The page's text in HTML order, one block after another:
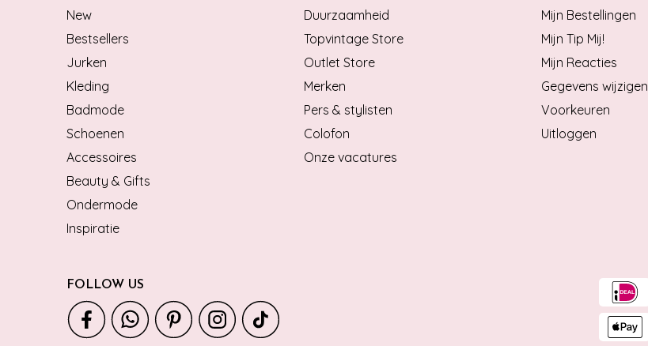
New
Bestsellers
Jurken
Kleding
Badmode
Schoenen
Accessoires
Beauty & Gifts
Ondermode
Inspiratie
Duurzaamheid
Topvintage Store
Outlet Store
Merken
Pers & stylisten
Colofon
Onze vacatures
Mijn Bestellingen
Mijn Tip Mij!
Mijn Reacties
Gegevens wijzigen
Voorkeuren
Uitloggen
FOLLOW US